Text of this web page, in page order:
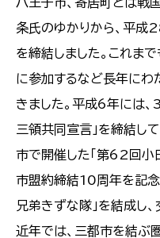
条氏のゆかりから、 平成
を締結しました。これま
に参加するなど長年にわ
きました。平成6年には
三領共同宣言」を締結し
市で開催した「第62回小
市盟約締結10周年を記念
兄弟きずな隊」を結成し、
近年では、三都市を結ぶ